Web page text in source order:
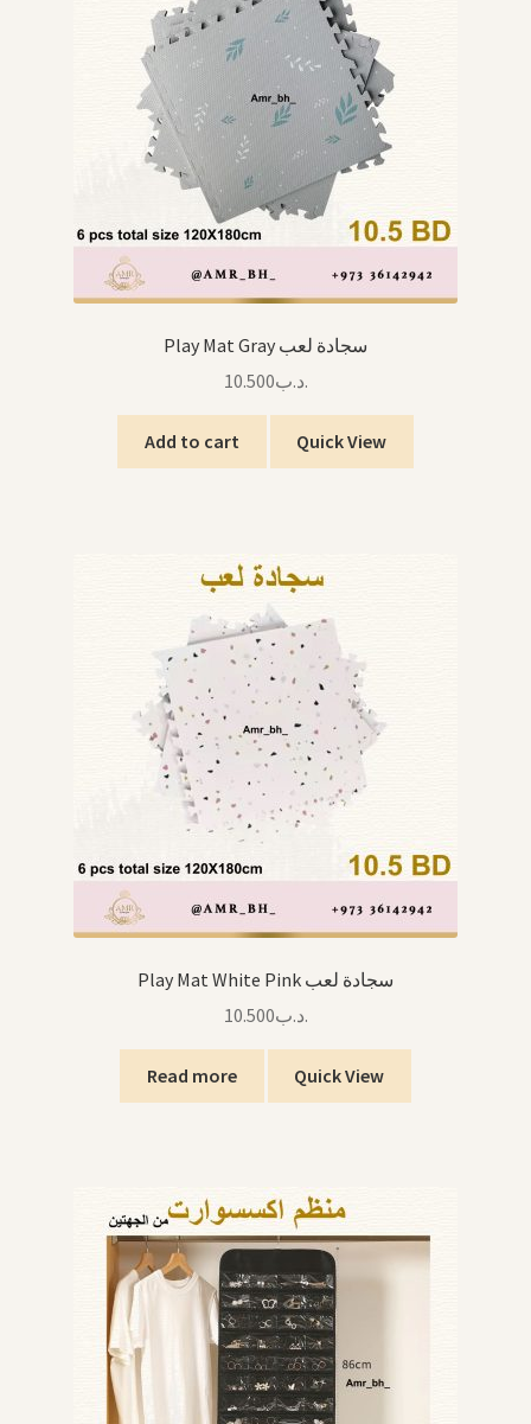
Toddler Feeding تغذية الرضع
Mats البساطات
Swaddle القماط
Blankets اللحاف
Other Baby Items منتجات الرضع الأخرى
Arabic Language اللغة العربية
National Day العيد الوطني
STATIONARY القرطاسية
Birthdays أعياد الميلاد
Organizers قسم التنظيم
Hair Accessories اكسسوارات الشعر
SWIMMING POOLS برك السباحة
Play Mat Gray سجادة لعب
.د.ب10.500
Add to cart Quick View
Play Mat White Pink سجادة لعب
.د.ب10.500
Read more Quick View